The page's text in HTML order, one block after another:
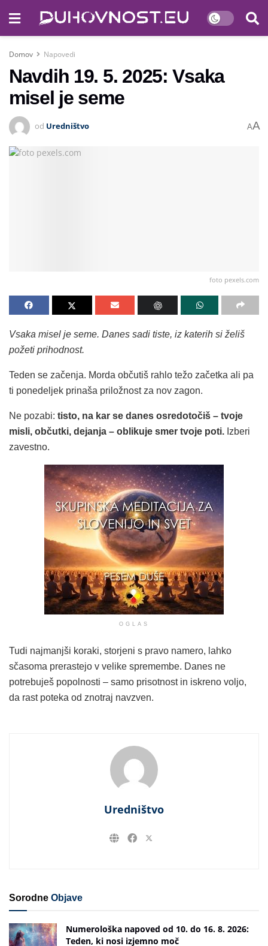
Domov Napovedi
Navdih 19. 5. 2025: Vsaka
misel je seme
od Uredništvo AA
foto pexels.com
Vsaka misel je seme. Danes sadi tiste, iz katerih si želiš
požeti prihodnost.
Teden se začenja. Morda občutiš rahlo težo začetka ali pa
ti ponedeljek prinaša priložnost za nov zagon.
Ne pozabi: tisto, na kar se danes osredotočiš – tvoje
misli, občutki, dejanja – oblikuje smer tvoje poti. Izberi
zavestno.
OGLAS
Tudi najmanjši koraki, storjeni s pravo namero, lahko
sčasoma prerastejo v velike spremembe. Danes ne
potrebuješ popolnosti – samo prisotnost in iskreno voljo,
da rast poteka od znotraj navzven.
Uredništvo
Sorodne Objave
Numerološka napoved od 10. do 16. 8. 2026:
Teden, ki nosi izjemno moč